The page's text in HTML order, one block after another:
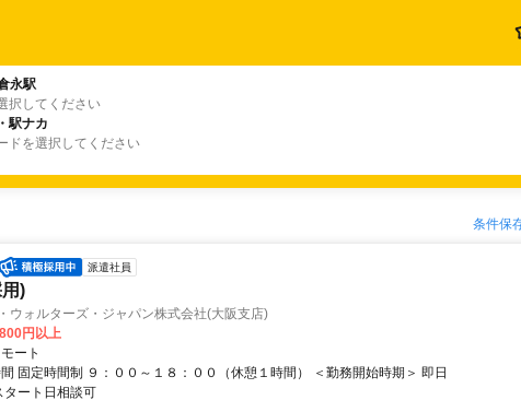
永駅
択してください
駅ナカ
ドを選択してください
条件保
派遣社員
)
ウォルターズ・ジャパン株式会社(大阪支店)
円以上
ート
固定時間制 ９：００～１８：００（休憩１時間） ＜勤務開始時期＞ 即日
ート日相談可